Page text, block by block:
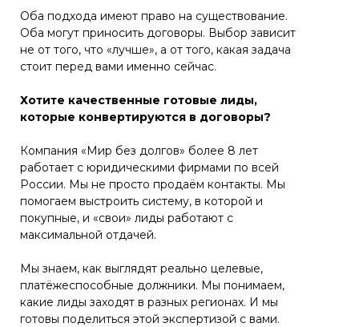
Оба подхода имеют право на существование.
Оба могут приносить договоры. Выбор зависит
не от того, что «лучше», а от того, какая задача
стоит перед вами именно сейчас.
Хотите качественные готовые лиды,
которые конвертируются в договоры?
Компания «Мир без долгов» более 8 лет
работает с юридическими фирмами по всей
России. Мы не просто продаём контакты. Мы
помогаем выстроить систему, в которой и
покупные, и «свои» лиды работают с
максимальной отдачей.
Мы знаем, как выглядят реально целевые,
платёжеспособные должники. Мы понимаем,
какие лиды заходят в разных регионах. И мы
готовы поделиться этой экспертизой с вами.